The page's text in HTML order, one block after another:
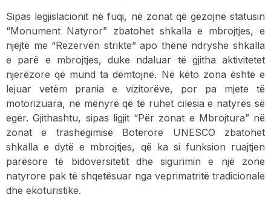
Sipas legjislacionit në fuqi, në zonat që gëzojnë statusin
“Monument Natyror” zbatohet shkalla e mbrojtjes, e
njëjtë me “Rezervën strikte” apo thënë ndryshe shkalla
e parë e mbrojtjes, duke ndaluar të gjitha aktivitetet
njerëzore që mund ta dëmtojnë. Në këto zona është e
lejuar vetëm prania e vizitorëve, por pa mjete të
motorizuara, në mënyrë që të ruhet cilësia e natyrës së
egër. Gjithashtu, sipas ligjit “Për zonat e Mbrojtura” në
zonat e trashëgimisë Botërore UNESCO zbatohet
shkalla e dytë e mbrojtjes, që ka si funksion ruajtjen
parësore të bidoversitetit dhe sigurimin e një zone
natyrore pak të shqetësuar nga veprimatritë tradicionale
dhe ekoturistike.